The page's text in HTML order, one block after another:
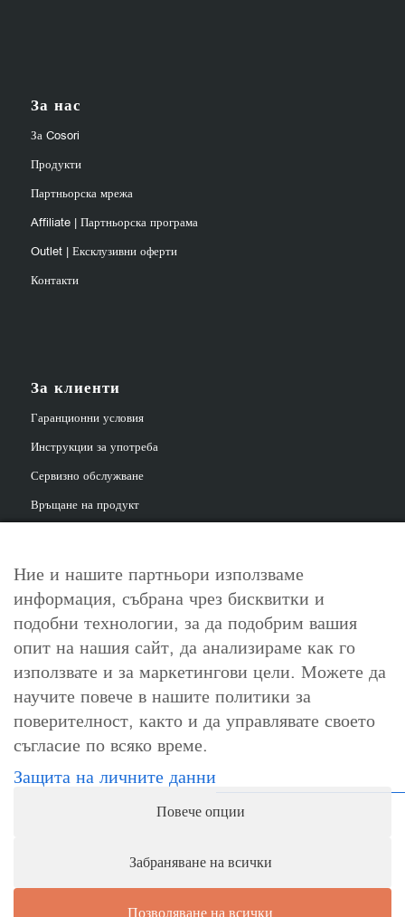
За нас
За Cosori
Продукти
Партньорска мрежа
Affiliate | Партньорска програма
Outlet | Ексклузивни оферти
Контакти
За клиенти
Гаранционни условия
Инструкции за употреба
Сервизно обслужване
Връщане на продукт
За контакт
info@cosori.bg
0898 396 966
Работно време
Понеделник-петък: 10:00-18:00ч.
Събота, неделя и официални празници: почивни дни
Ние и нашите партньори използваме
информация, събрана чрез бисквитки и
подобни технологии, за да подобрим вашия
опит на нашия сайт, да анализираме как го
използвате и за маркетингови цели. Можете да
научите повече в нашите политики за
поверителност, както и да управлявате своето
съгласие по всяко време.
Защита на личните данни
Повече опции
Забраняване на всички